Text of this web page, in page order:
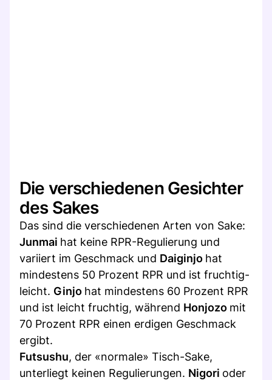
Die verschiedenen Gesichter
des Sakes
Das sind die verschiedenen Arten von Sake:
Junmai hat keine RPR-Regulierung und
variiert im Geschmack und Daiginjo hat
mindestens 50 Prozent RPR und ist fruchtig-
leicht. Ginjo hat mindestens 60 Prozent RPR
und ist leicht fruchtig, während Honjozo mit
70 Prozent RPR einen erdigen Geschmack
ergibt.
Futsushu, der «normale» Tisch-Sake,
unterliegt keinen Regulierungen. Nigori oder